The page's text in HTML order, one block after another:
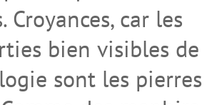
Croyances, car les
bien visibles de
sont les pierres